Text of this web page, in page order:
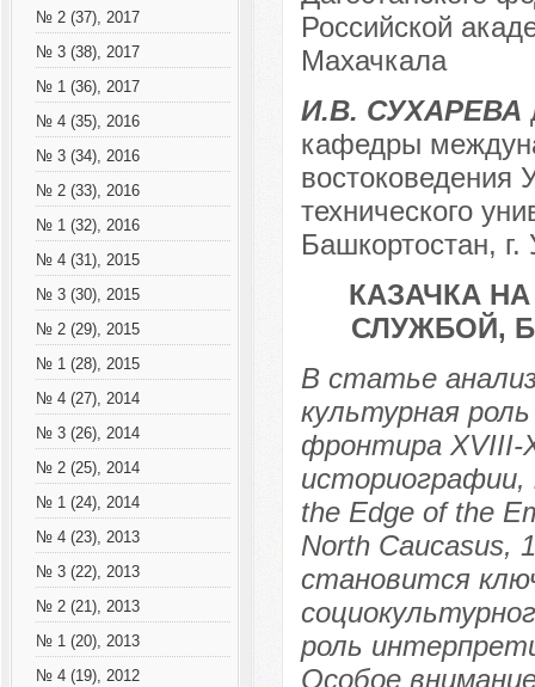
№ 2 (37), 2017
№ 3 (38), 2017
№ 1 (36), 2017
№ 4 (35), 2016
№ 3 (34), 2016
№ 2 (33), 2016
№ 1 (32), 2016
№ 4 (31), 2015
№ 3 (30), 2015
№ 2 (29), 2015
№ 1 (28), 2015
№ 4 (27), 2014
№ 3 (26), 2014
№ 2 (25), 2014
№ 1 (24), 2014
№ 4 (23), 2013
№ 3 (22), 2013
№ 2 (21), 2013
№ 1 (20), 2013
№ 4 (19), 2012
Российской
Махачкала
И.В. СУХАРЕВА
кафедры
востоковедения
технического
Башкортостан,
КАЗАЧКА
СЛУЖБОЙ,
В статье
культурная роль
фронтира XVIII-
the Edge of the
North Caucasus,
становится
роль
Особое